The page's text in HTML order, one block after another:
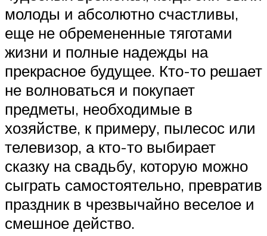
молоды и абсолютно счастливы,
еще не обремененные тяготами
жизни и полные надежды на
прекрасное будущее. Кто-то решает
не волноваться и покупает
предметы, необходимые в
хозяйстве, к примеру, пылесос или
телевизор, а кто-то выбирает
сказку на свадьбу, которую можно
сыграть самостоятельно, превратив
праздник в чрезвычайно веселое и
смешное действо.